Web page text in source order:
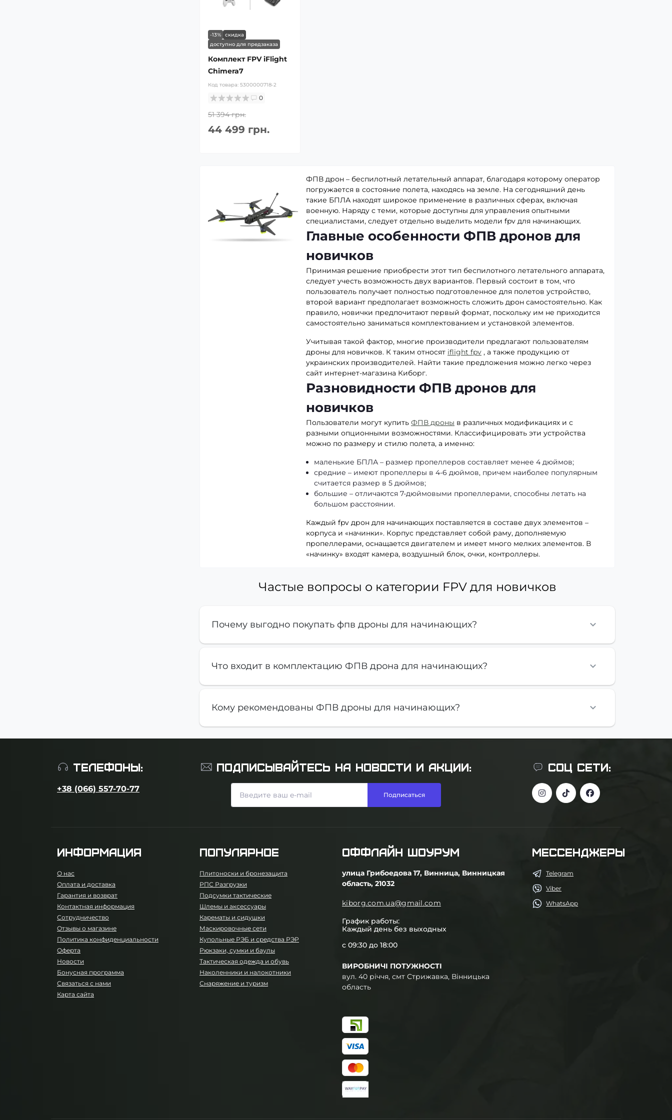
-13%
скидка
доступно для предзаказа
Комплект FPV iFlight
Chimera7
Код товара: 5300000718-2
0
51 394 грн.
44 499 грн.
ФПВ дрон – беспилотный летательный аппарат, благодаря которому оператор
погружается в состояние полета, находясь на земле. На сегодняшний день
такие БПЛА находят широкое применение в различных сферах, включая
военную. Наряду с теми, которые доступны для управления опытными
специалистами, следует отдельно выделить модели fpv для начинающих.
Главные особенности ФПВ дронов для
новичков
Принимая решение приобрести этот тип беспилотного летательного аппарата,
следует учесть возможность двух вариантов. Первый состоит в том, что
пользователь получает полностью подготовленное для полетов устройство,
второй вариант предполагает возможность сложить дрон самостоятельно. Как
правило, новички предпочитают первый формат, поскольку им не приходится
самостоятельно заниматься комплектованием и установкой элементов.
Учитывая такой фактор, многие производители предлагают пользователям
дроны для новичков. К таким относят iflight fpv , а также продукцию от
украинских производителей. Найти такие предложения можно легко через
сайт интернет-магазина Киборг.
Разновидности ФПВ дронов для
новичков
Пользователи могут купить ФПВ дроны в различных модификациях и с
разными опционными возможностями. Классифицировать эти устройства
можно по размеру и стилю полета, а именно:
маленькие БПЛА – размер пропеллеров составляет менее 4 дюймов;
средние – имеют пропеллеры в 4-6 дюймов, причем наиболее популярным
считается размер в 5 дюймов;
большие – отличаются 7-дюймовыми пропеллерами, способны летать на
большом расстоянии.
Каждый fpv дрон для начинающих поставляется в составе двух элементов –
корпуса и «начинки». Корпус представляет собой раму, дополняемую
пропеллерами, оснащается двигателем и имеет много мелких элементов. В
«начинку» входят камера, воздушный блок, очки, контроллеры.
Частые вопросы о категории FPV для новичков
Почему выгодно покупать фпв дроны для начинающих?
Что входит в комплектацию ФПВ дрона для начинающих?
Кому рекомендованы ФПВ дроны для начинающих?
ТЕЛЕФОНЫ:
+38 (066) 557-70-77
СОЦ СЕТИ:
ПОДПИСЫВАЙТЕСЬ НА НОВОСТИ И АКЦИИ:
Подписаться
ИНФОРМАЦИЯ
О нас
Оплата и доставка
Гарантия и возврат
Контактная информация
Сотрудничество
Отзывы о магазине
Политика конфиденциальности
Оферта
Новости
Бонусная программа
Связаться с нами
Карта сайта
ПОПУЛЯРНОЕ
Плитоноски и бронезащита
РПС Разгрузки
Подсумки тактические
Шлемы и аксессуары
Карематы и сидушки
Маскировочные сети
Купольные РЭБ и средства РЭР
Рюкзаки, сумки и баулы
Тактическая одежда и обувь
Наколенники и налокотники
Снаряжение и туризм
ОФФЛАЙН ШОУРУМ
улица Грибоедова 17, Винница, Винницкая
область, 21032
kiborg.com.ua@gmail.com
График работы:
Каждый день без выходных
с 09:30 до 18:00
ВИРОБНИЧІ ПОТУЖНОСТІ
вул. 40 річчя, смт Стрижавка, Вінницька
область
МЕССЕНДЖЕРЫ
Telegram
Viber
WhatsApp